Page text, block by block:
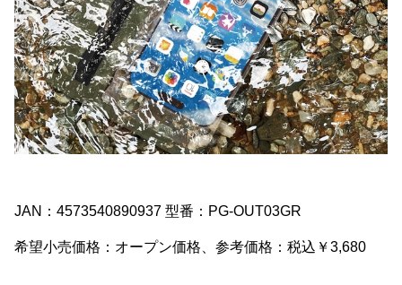
JAN：4573540890937 型番：PG-OUT03GR
希望小売価格：オープン価格、参考価格：税込￥3,680